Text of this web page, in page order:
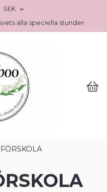
SEK
alla speciella stunder.